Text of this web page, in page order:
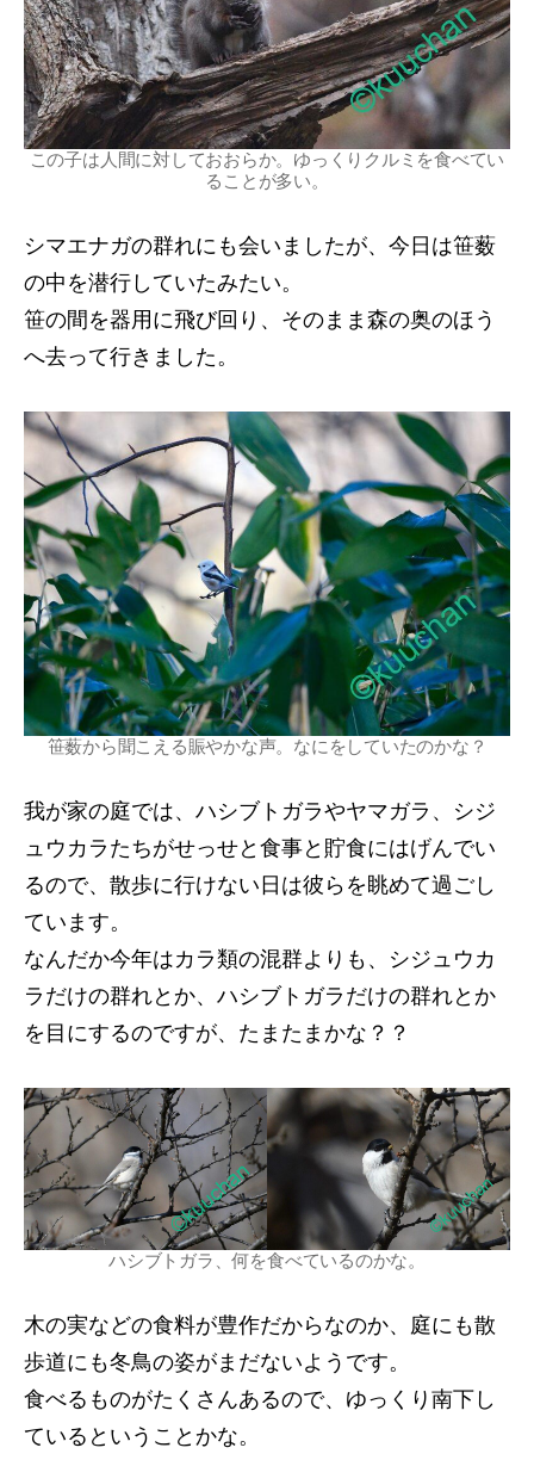
この子は人間に対しておおらか。ゆっくりクルミを食べてい
ることが多い。
シマエナガの群れにも会いましたが、今日は笹薮
の中を潜行していたみたい。
笹の間を器用に飛び回り、そのまま森の奥のほう
へ去って行きました。
笹薮から聞こえる賑やかな声。なにをしていたのかな？
我が家の庭では、ハシブトガラやヤマガラ、シジ
ュウカラたちがせっせと食事と貯食にはげんでい
るので、散歩に行けない日は彼らを眺めて過ごし
ています。
なんだか今年はカラ類の混群よりも、シジュウカ
ラだけの群れとか、ハシブトガラだけの群れとか
を目にするのですが、たまたまかな？？
ハシブトガラ、何を食べているのかな。
木の実などの食料が豊作だからなのか、庭にも散
歩道にも冬鳥の姿がまだないようです。
食べるものがたくさんあるので、ゆっくり南下し
ているということかな。